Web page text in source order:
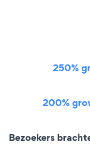
250%
200%
Bezoekers